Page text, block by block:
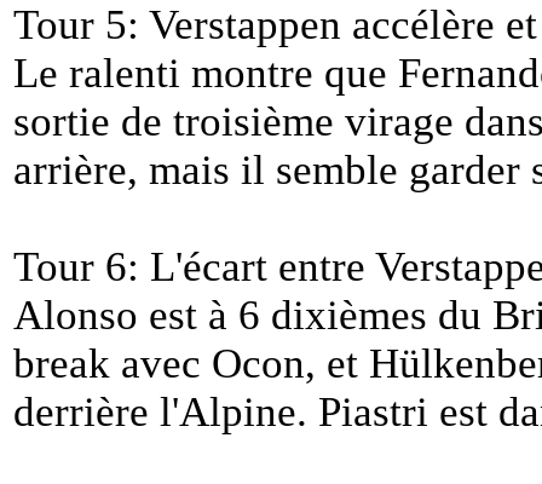
Tour 5: Verstappen accélère
Le ralenti montre que
sortie de troisième virage
arrière, mais il semble garder
Tour 6: L'écart entre
Alonso est à 6 dixièmes du
break avec Ocon, et
derrière l'Alpine. Piastri est